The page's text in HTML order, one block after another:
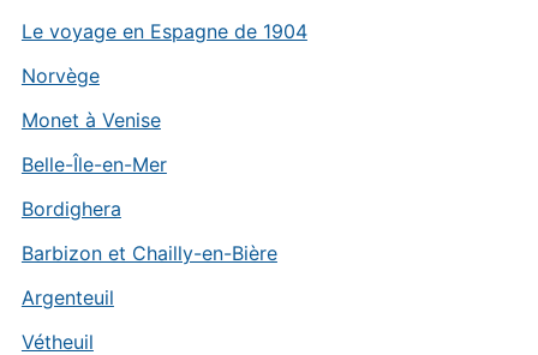
Le voyage en Espagne de 1904
Norvège
Monet à Venise
Belle-Île-en-Mer
Bordighera
Barbizon et Chailly-en-Bière
Argenteuil
Vétheuil